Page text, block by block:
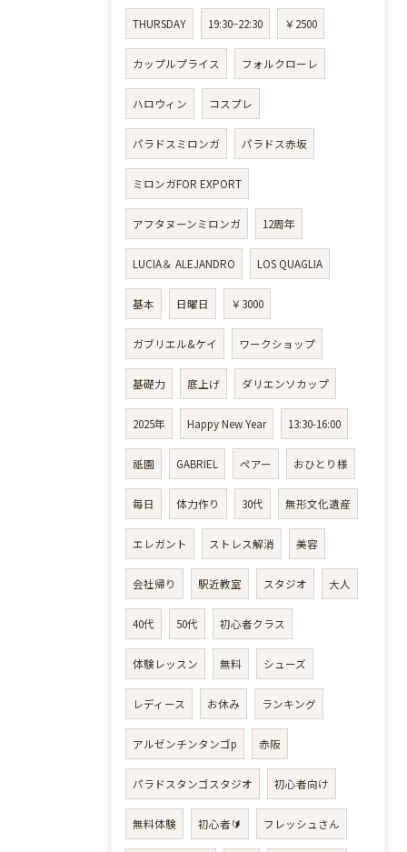
THURSDAY 19:30−22:30 ￥2500
カップルプライス フォルクローレ
ハロウィン コスプレ
パラドスミロンガ パラドス赤坂
ミロンガFOR EXPORT
アフタヌーンミロンガ 12周年
LUCIA＆ ALEJANDRO LOS QUAGLIA
基本 日曜日 ￥3000
ガブリエル&ケイ ワークショップ
基礎力 底上げ ダリエンソカップ
2025年 Happy New Year 13:30-16:00
祇園 GABRIEL ペアー おひとり様
毎日 体力作り 30代 無形文化遺産
エレガント ストレス解消 美容
会社帰り 駅近教室 スタジオ 大人
40代 50代 初心者クラス
体験レッスン 無料 シューズ
レディース お休み ランキング
アルゼンチンタンゴp 赤阪
パラドスタンゴスタジオ 初心者向け
無料体験 初心者🔰 フレッシュさん